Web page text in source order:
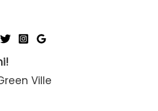
Ville